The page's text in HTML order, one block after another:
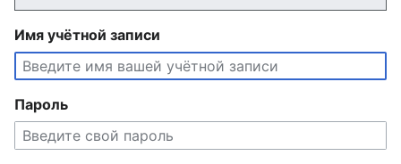
Имя учётной записи
Пароль